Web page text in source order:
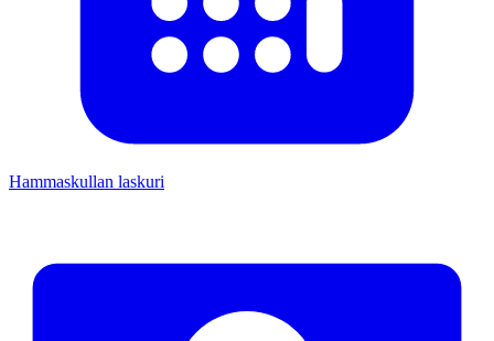
Hammaskullan laskuri